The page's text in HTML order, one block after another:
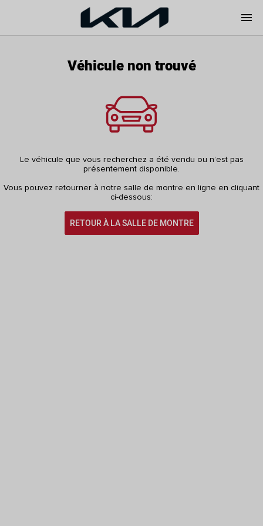
menu
Véhicule non trouvé
Le véhicule que vous recherchez a été vendu ou n’est pas
présentement disponible.
Vous pouvez retourner à notre salle de montre en ligne en cliquant
ci-dessous:
RETOUR À LA SALLE DE MONTRE